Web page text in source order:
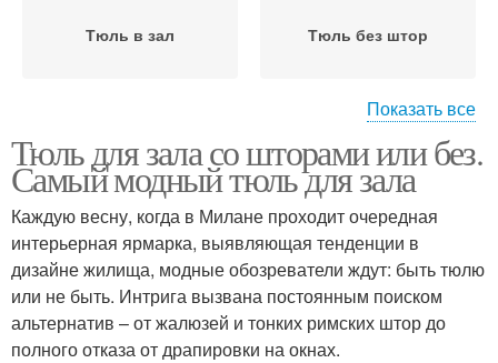
Тюль в зал Тюль без штор
Шторы без тюли Тюль с ламбрекеном
Тюль без сборки Красивый тюль
Показать все
Тюль для зала со шторами или без.
Самый модный тюль для зала
Каждую весну, когда в Милане проходит очередная
интерьерная ярмарка, выявляющая тенденции в
дизайне жилища, модные обозреватели ждут: быть тюлю
или не быть. Интрига вызвана постоянным поиском
альтернатив – от жалюзей и тонких римских штор до
полного отказа от драпировки на окнах.